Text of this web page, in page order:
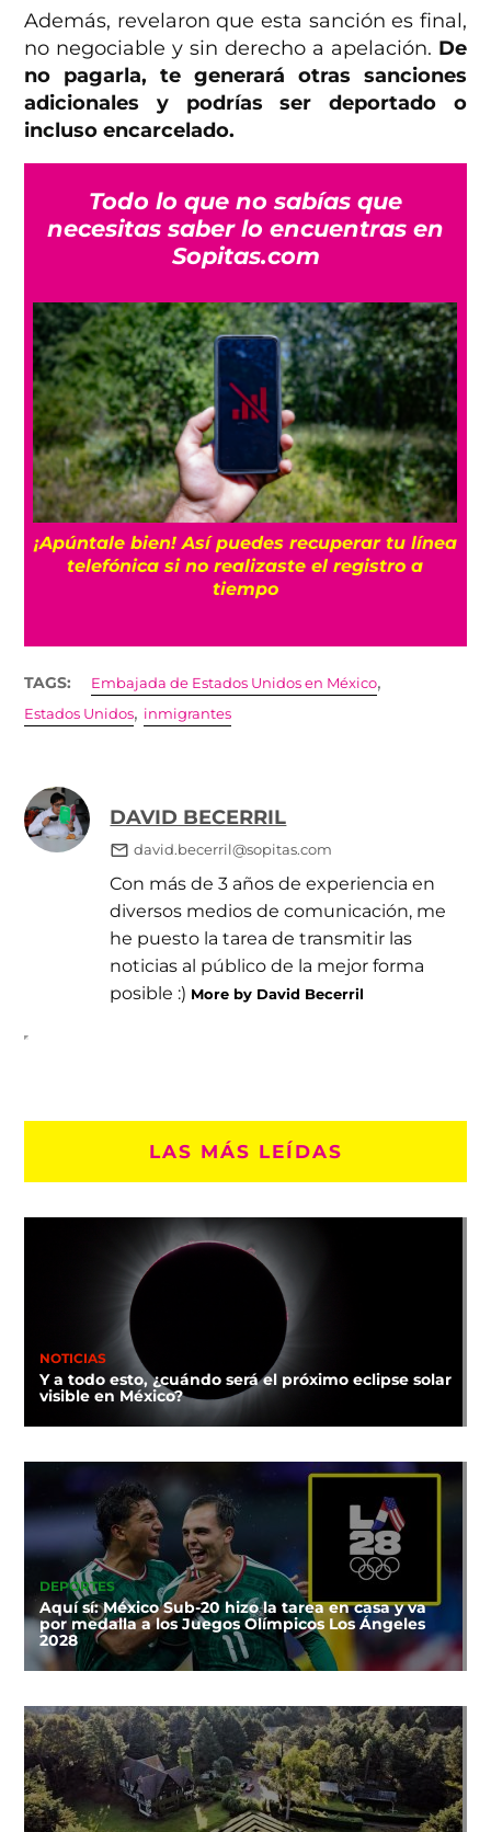
Además, revelaron que esta sanción es final,
no negociable y sin derecho a apelación. De
no pagarla, te generará otras sanciones
adicionales y podrías ser deportado o
incluso encarcelado.
Todo lo que no sabías que
necesitas saber lo encuentras en
Sopitas.com
¡Apúntale bien! Así puedes recuperar tu línea
telefónica si no realizaste el registro a
tiempo
TAGS: Embajada de Estados Unidos en México,
Estados Unidos, inmigrantes
DAVID BECERRIL
david.becerril@sopitas.com
Con más de 3 años de experiencia en
diversos medios de comunicación, me
he puesto la tarea de transmitir las
noticias al público de la mejor forma
posible :) More by David Becerril
LAS MÁS LEÍDAS
NOTICIAS
Y a todo esto, ¿cuándo será el próximo eclipse solar
visible en México?
DEPORTES
Aquí sí: México Sub-20 hizo la tarea en casa y va
por medalla a los Juegos Olímpicos Los Ángeles
2028